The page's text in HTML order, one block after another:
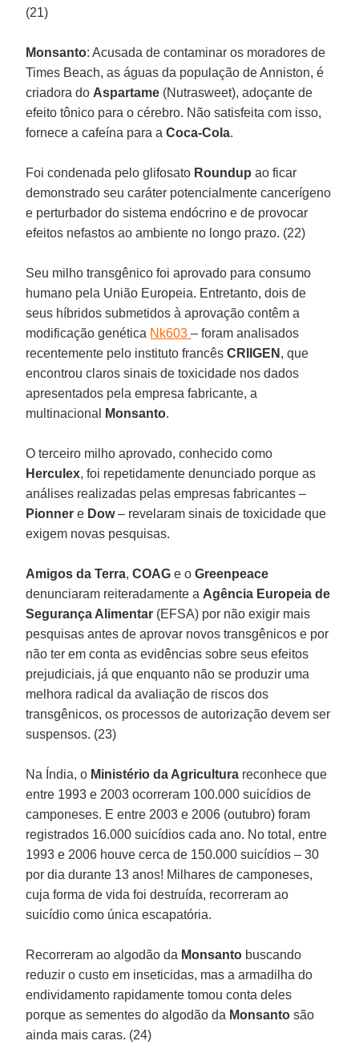
(21)
Monsanto: Acusada de contaminar os moradores de
Times Beach, as águas da população de Anniston, é
criadora do Aspartame (Nutrasweet), adoçante de
efeito tônico para o cérebro. Não satisfeita com isso,
fornece a cafeína para aCoca-Cola.
Foi condenada pelo glifosato Roundupao ficar
demonstrado seu caráter potencialmente cancerígeno
e perturbador do sistema endócrino e de provocar
efeitos nefastos ao ambiente no longo prazo. (22)
Seu milho transgênico foi aprovado para consumo
humano pela União Europeia. Entretanto, dois de
seus híbridos submetidos à aprovação contêm a
modificação genética Nk603– foram analisados
recentemente pelo instituto francêsCRIIGEN , que
encontrou claros sinais de toxicidade nos dados
apresentados pela empresa fabricante, a
multinacional
Monsanto.
O terceiro milho aprovado, conhecido como
Herculex, foi repetidamente denunciado porque as
análises realizadas pelas empresas fabricantes –
Pionnere Dow– revelaram sinais de toxicidade que
exigem novas pesquisas.
Amigos da Terra,COAGe oGreenpeace
denunciaram reiteradamente a Agência Europeia de
Segurança Alimentar (EFSA) por não exigir mais
pesquisas antes de aprovar novos transgênicos e por
não ter em conta as evidências sobre seus efeitos
prejudiciais, já que enquanto não se produzir uma
melhora radical da avaliação de riscos dos
transgênicos, os processos de autorização devem ser
suspensos. (23)
Na Índia, o Ministério da Agricultura reconhece que
entre 1993 e 2003 ocorreram 100.000 suicídios de
camponeses. E entre 2003 e 2006 (outubro) foram
registrados 16.000 suicídios cada ano. No total, entre
1993 e 2006 houve cerca de 150.000 suicídios – 30
por dia durante 13 anos! Milhares de camponeses,
cuja forma de vida foi destruída, recorreram ao
suicídio como única escapatória.
Recorreram ao algodão da Monsanto buscando
reduzir o custo em inseticidas, mas a armadilha do
endividamento rapidamente tomou conta deles
porque as sementes do algodão da Monsantosão
ainda mais caras. (24)